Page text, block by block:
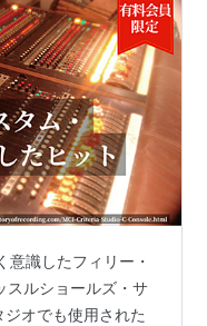
意識したフィリー・
スルショールズ・サ
オでも使用された